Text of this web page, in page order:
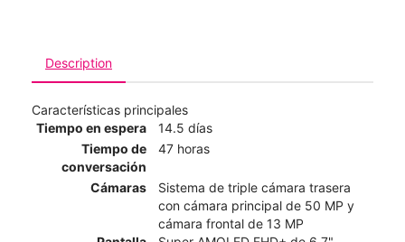
Description
Características principales
Tiempo en espera
14.5 días
Tiempo de
conversación
47 horas
Cámaras
Sistema de triple cámara trasera
con cámara principal de 50 MP y
cámara frontal de 13 MP